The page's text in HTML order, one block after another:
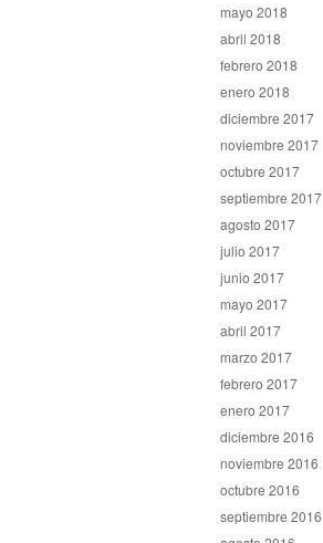
mayo 2018
abril 2018
febrero 2018
enero 2018
diciembre 2017
noviembre 2017
octubre 2017
septiembre 2017
agosto 2017
julio 2017
junio 2017
mayo 2017
abril 2017
marzo 2017
febrero 2017
enero 2017
diciembre 2016
noviembre 2016
octubre 2016
septiembre 2016